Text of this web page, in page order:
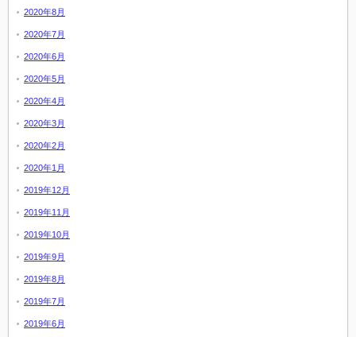
2020年8月
2020年7月
2020年6月
2020年5月
2020年4月
2020年3月
2020年2月
2020年1月
2019年12月
2019年11月
2019年10月
2019年9月
2019年8月
2019年7月
2019年6月